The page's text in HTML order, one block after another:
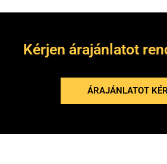
Kérjen árajánlatot
ÁRAJÁNLATOT